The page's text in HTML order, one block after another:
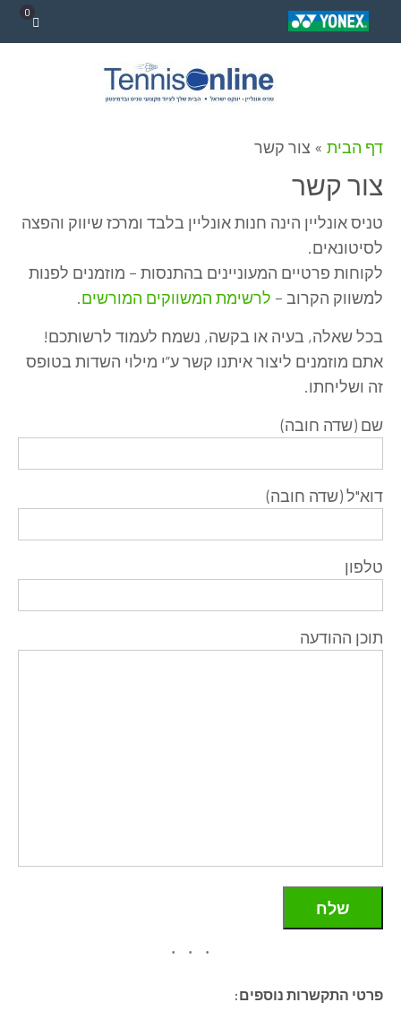
0
דף הבית » צור קשר
צור קשר
טניס אונליין הינה חנות אונליין בלבד ומרכז שיווק והפצה
לסיטונאים.
לקוחות פרטיים המעוניינים בהתנסות – מוזמנים לפנות
למשווק הקרוב – לרשימת המשווקים המורשים.
בכל שאלה, בעיה או בקשה, נשמח לעמוד לרשותכם!
אתם מוזמנים ליצור איתנו קשר ע”י מילוי השדות בטופס
זה ושליחתו.
שם (שדה חובה)
דוא"ל (שדה חובה)
טלפון
תוכן ההודעה
פרטי התקשרות נוספים: